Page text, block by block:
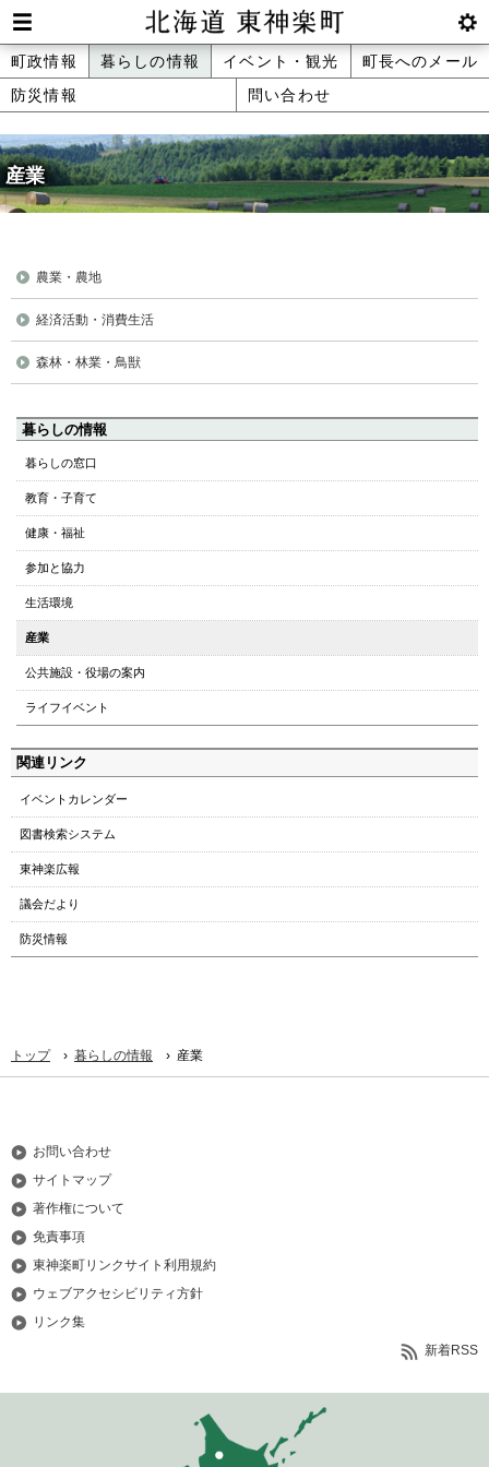
本
文
へ
メ
ニ
ュ
ー
Men
u
btnS
ettin
北海道 東神楽町 Hokkaido
メ
ニ
ュ
ー
町政情報 暮らしの情報 イベント・観光
町長へのメール
防災情報
問い合わせ
産業
農業・農地
経済活動・消費生活
森林・林業・鳥獣
ペ
ッ
本
メ
ー
暮らしの情報
暮らしの窓口
教育・子育て
健康・福祉
参加と協力
生活環境
産業
公共施設・役場の案内
ライフイベント
関連リンク
イベントカレンダー
図書検索システム
東神楽広報
議会だより
防災情報
トップ › 暮らしの情報 › 産業
お問い合わせ
サイトマップ
著作権について
免責事項
東神楽町リンクサイト利用規約
ウェブアクセシビリティ方針
リンク集
新着RSS